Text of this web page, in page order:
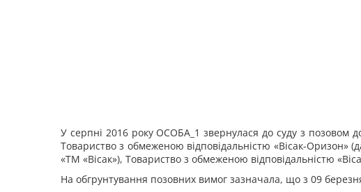
У серпні 2016 року ОСОБА_1 звернулася до суду з позовом
Товариство з обмеженою відповідальністю «Вісак-Оризон»
«ТМ «Вісак»), Товариство з обмеженою відповідальністю
На обгрунтування позовних вимог зазначала, що з 09